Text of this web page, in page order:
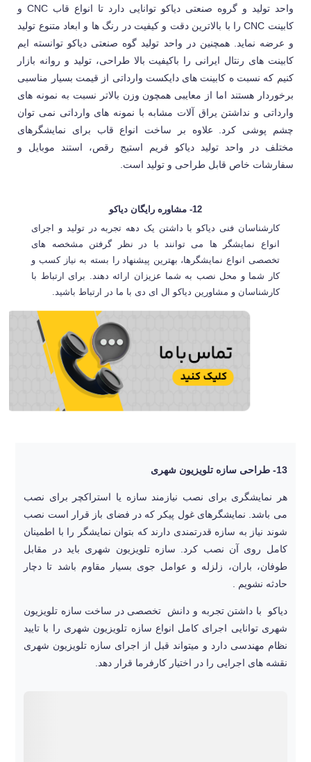
واحد تولید و گروه صنعتی دیاکو توانایی دارد تا انواع قاب CNC و
کابینت CNC را با بالاترین دقت و کیفیت در رنگ ها و ابعاد متنوع تولید
و عرضه نماید. همچنین در واحد تولید گوه صنعتی دیاکو توانسته ایم
کابینت های رنتال ایرانی را باکیفیت بالا طراحی، تولید و روانه بازار
کنیم که نسبت ه کابینت های دایکست وارداتی از قیمت بسیار مناسبی
برخوردار هستند اما از معایبی همچون وزن بالاتر نسبت به نمونه های
وارداتی و نداشتن یراق آلات مشابه با نمونه های وارداتی نمی توان
چشم پوشی کرد. علاوه بر ساخت انواع قاب برای نمایشگرهای
مختلف در واحد تولید دیاکو فریم استیج رقص، استند موبایل و
سفارشات خاص قابل طراحی و تولید است.
12- مشاوره رایگان دیاکو
کارشناسان فنی دیاکو با داشتن یک دهه تجربه در تولید و اجرای
انواع نمایشگر ها می توانند با در نظر گرفتن مشخصه های
تخصصی انواع نمایشگرها، بهترین پیشنهاد را بسته به نیاز کسب و
کار شما و محل نصب به شما عزیزان ارائه دهند. برای ارتباط با
کارشناسان و مشاورین دیاکو ال ای دی با ما در ارتباط باشید.
13- طراحی سازه تلویزیون شهری
هر نمایشگری برای نصب نیازمند سازه یا استراکچر برای نصب
می باشد. نمایشگرهای غول پیکر که در فضای باز قرار است نصب
شوند نیاز به سازه قدرتمندی دارند که بتوان نمایشگر را با اطمینان
کامل روی آن نصب کرد. سازه تلویزیون شهری باید در مقابل
طوفان، باران، زلزله و عوامل جوی بسیار مقاوم باشد تا دچار
حادثه نشویم .
دیاکو با داشتن تجربه و دانش تخصصی در ساخت سازه تلویزیون
شهری توانایی اجرای کامل انواع سازه تلویزیون شهری را با تایید
نظام مهندسی دارد و میتواند قبل از اجرای سازه تلویزیون شهری
نقشه های اجرایی را در اختیار کارفرما قرار دهد.